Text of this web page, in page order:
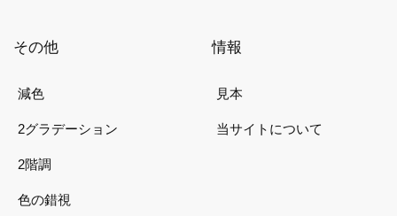
その他
減色
2グラデーション
2階調
色の錯視
情報
見本
当サイトについて